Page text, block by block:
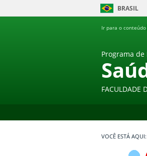
BRASIL
Ir para o conteúdo
Programa de
FACULDADE